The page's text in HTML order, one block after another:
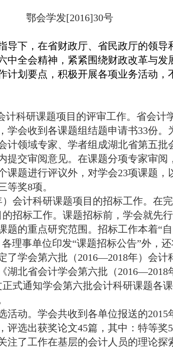
鄂会学发[2016]30号
导下，在省财政厅、省民政厅的领导
中全会精神， 紧紧围绕财政改革与发
计划要点，积极开展各项业务活动，
计科研课题项目的评审工作。省会计
学会收到各课题组结题申请书33份。
计领域专家、学者组成湖北省第五
交审阅意见。在课题分项专家审阅
课题进行评议外，对学会23项课题，
等奖8项。
）会计科研课题项目的招标工作。在
招标工作。 课题招标前，学会就先
的重点研究范围。 招标工作本着“
各理事单位印发“课题招标公告”外，
了学会第六批（2016—2018年） 会计
湖北省会计学会第六批（2016—2018
式通知学会第六批会计科研课题各
活动。学会共收到各单位报送的2015
评选出获奖论文45篇，其中：特等奖5
注了工作在基层的会计人员的理论